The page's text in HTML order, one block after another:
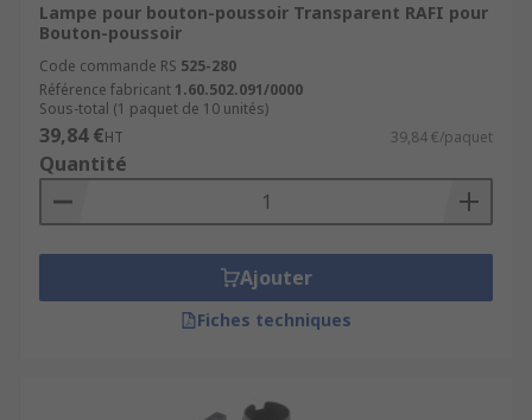
Lampe pour bouton-poussoir Transparent RAFI pour
Bouton-poussoir
Code commande RS 525-280
Référence fabricant 1.60.502.091/0000
Sous-total (1 paquet de 10 unités)
39,84 €HT 39,84 €/paquet
Quantité
Ajouter
Fiches techniques